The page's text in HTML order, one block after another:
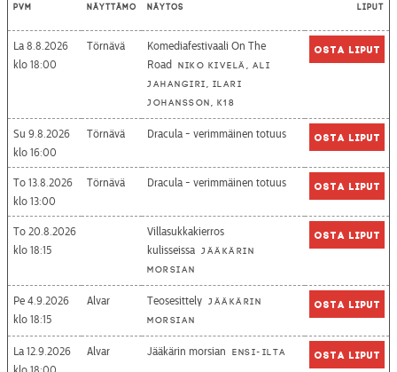
Pvm Näyttämö Näytös Liput
La 8.8.2026
18:00
Törnävä
Komediafestivaali On The
Road
Niko Kivelä, Ali
Jahangiri, Ilari
Johansson, K18
Osta liput
Su 9.8.2026
16:00
Törnävä Dracula - verimmäinen totuus Osta liput
To 13.8.2026
13:00
Törnävä Dracula - verimmäinen totuus Osta liput
To 20.8.2026
18:15
Villasukkakierros
kulisseissa Jääkärin
morsian
Osta liput
Pe 4.9.2026
18:15
Alvar Teosesittely Jääkärin
morsian
Osta liput
La 12.9.2026
18:00
Alvar Jääkärin morsian Ensi-ilta Osta liput